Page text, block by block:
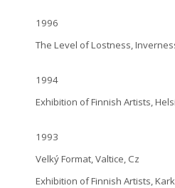
1996
The Level of Lostness,
1994
Exhibition of Finnish Artists,
1993
Velký Format, Valtice, Cz
Exhibition of Finnish Artists,